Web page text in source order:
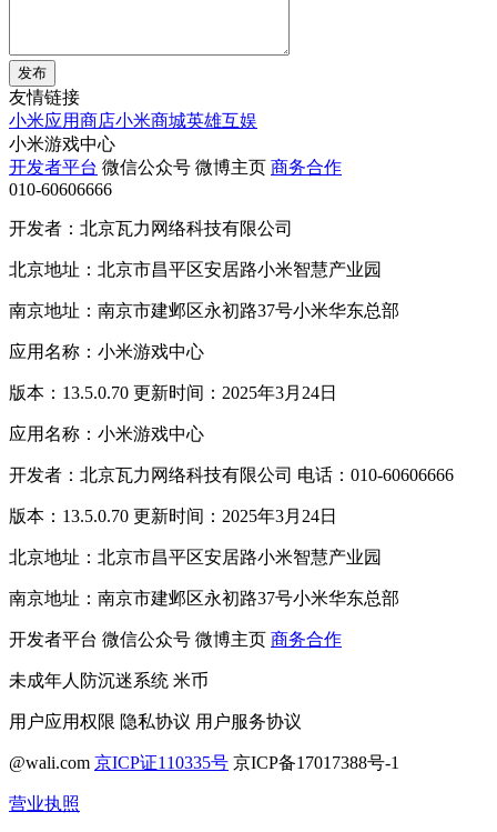
发布
友情链接
小米应用商店小米商城英雄互娱
小米游戏中心
开发者平台 微信公众号 微博主页 商务合作
010-60606666
开发者：北京瓦力网络科技有限公司
北京地址：北京市昌平区安居路小米智慧产业园
南京地址：南京市建邺区永初路37号小米华东总部
应用名称：小米游戏中心
版本：13.5.0.70 更新时间：2025年3月24日
应用名称：小米游戏中心
开发者：北京瓦力网络科技有限公司 电话：010-60606666
版本：13.5.0.70 更新时间：2025年3月24日
北京地址：北京市昌平区安居路小米智慧产业园
南京地址：南京市建邺区永初路37号小米华东总部
开发者平台 微信公众号 微博主页 商务合作
未成年人防沉迷系统 米币
用户应用权限 隐私协议 用户服务协议
@wali.com 京ICP证110335号 京ICP备17017388号-1
营业执照